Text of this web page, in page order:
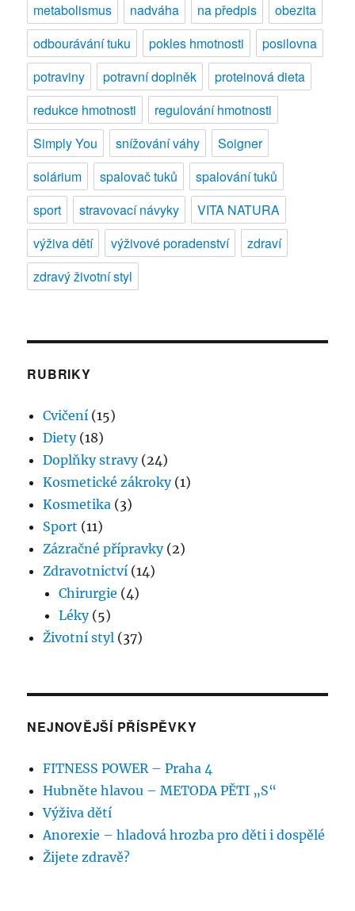
metabolismus
nadváha na předpis
obezita
odbourávání tuku
pokles hmotnosti
posilovna
potraviny
potravní doplněk
proteinová dieta
redukce hmotnosti
regulování hmotnosti
Simply You
snížování váhy
Soigner
solárium
spalovač tuků
spalování tuků
sport
stravovací návyky
VITA NATURA
výživa dětí
výživové poradenství
zdraví
zdravý životní styl
RUBRIKY
Cvičení (15)
Diety(18)
Doplňky stravy(24)
Kosmetické zákroky(1)
Kosmetika (3)
Sport (11)
Zázračné přípravky(2)
Zdravotnictví (14)
Chirurgie (4)
Léky(5)
Životní styl (37)
NEJNOVĚJŠÍ PŘÍSPĚVKY
FITNESS POWER – Praha 4
Hubněte hlavou – METODA PĚTI „S“
Výživa dětí
Anorexie – hladová hrozba pro děti i dospělé
Žijete zdravě?